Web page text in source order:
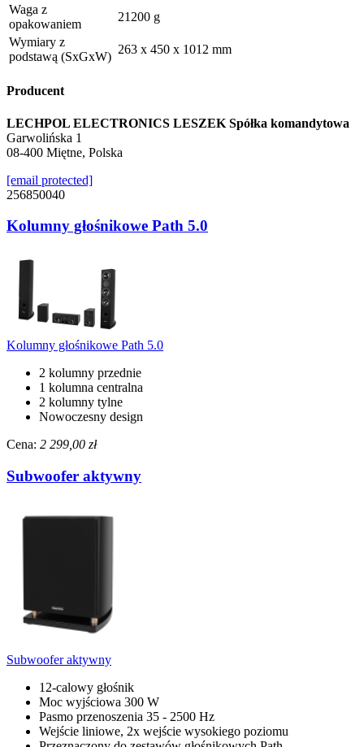
Waga z
opakowaniem
21200 g
Wymiary z
podstawą (SxGxW)
263 x 450 x 1012 mm
Producent
LECHPOL ELECTRONICS LESZEK Spółka komandytowa
Garwolińska 1
08-400 Miętne, Polska
[email protected]
256850040
Kolumny głośnikowe Path 5.0
Kolumny głośnikowe Path 5.0
2 kolumny przednie
1 kolumna centralna
2 kolumny tylne
Nowoczesny design
Cena: 2 299,00 zł
Subwoofer aktywny
Subwoofer aktywny
12-calowy głośnik
Moc wyjściowa 300 W
Pasmo przenoszenia 35 - 2500 Hz
Wejście liniowe, 2x wejście wysokiego poziomu